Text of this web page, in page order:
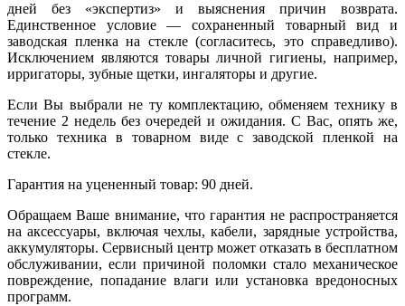
дней без «экспертиз» и выяснения причин возврата.
Единственное условие — сохраненный товарный вид и
заводская пленка на стекле (согласитесь, это справедливо).
Исключением являются товары личной гигиены, например,
ирригаторы, зубные щетки, ингаляторы и другие.
Если Вы выбрали не ту комплектацию, обменяем технику в
течение 2 недель без очередей и ожидания. С Вас, опять же,
только техника в товарном виде с заводской пленкой на
стекле.
Гарантия на уцененный товар: 90 дней.
Обращаем Ваше внимание, что гарантия не распространяется
на аксессуары, включая чехлы, кабели, зарядные устройства,
аккумуляторы. Сервисный центр может отказать в бесплатном
обслуживании, если причиной поломки стало механическое
повреждение, попадание влаги или установка вредоносных
программ.